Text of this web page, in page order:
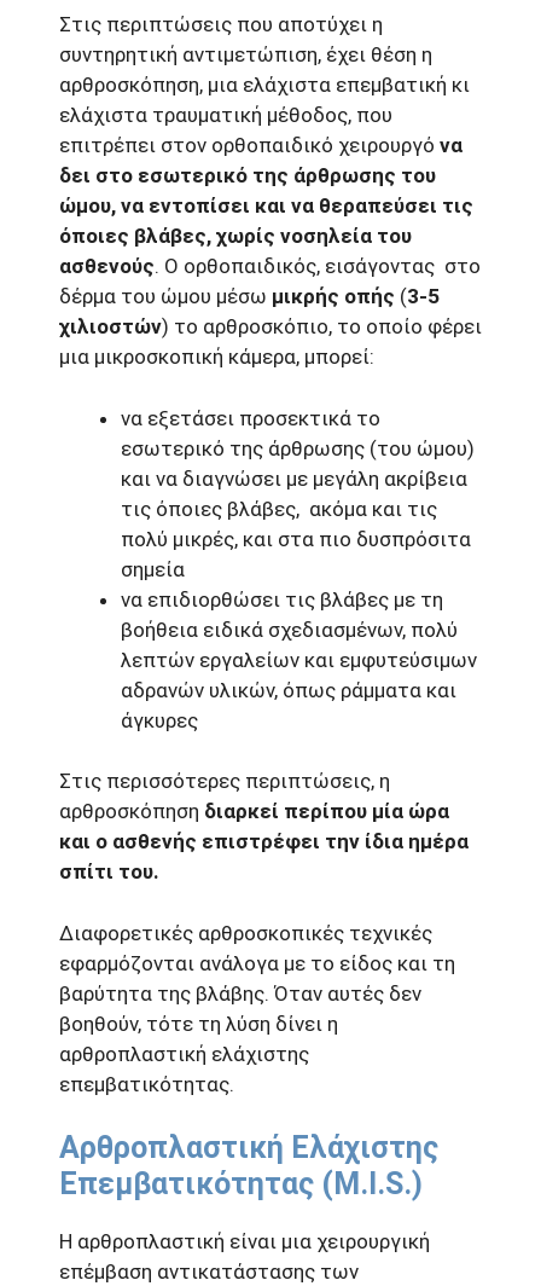
Στις περιπτώσεις που αποτύχει η
συντηρητική αντιμετώπιση, έχει θέση η
αρθροσκόπηση, μια ελάχιστα επεμβατική κι
ελάχιστα τραυματική μέθοδος, που
επιτρέπει στον ορθοπαιδικό χειρουργό να
δει στο εσωτερικό της άρθρωσης του
ώμου, να εντοπίσει και να θεραπεύσει τις
όποιες βλάβες, χωρίς νοσηλεία του
ασθενούς. Ο ορθοπαιδικός, εισάγοντας στο
δέρμα του ώμου μέσω μικρής οπής (3-5
χιλιοστών) το αρθροσκόπιο, το οποίο φέρει
μια μικροσκοπική κάμερα, μπορεί:
να εξετάσει προσεκτικά το
εσωτερικό της άρθρωσης (του ώμου)
και να διαγνώσει με μεγάλη ακρίβεια
τις όποιες βλάβες, ακόμα και τις
πολύ μικρές, και στα πιο δυσπρόσιτα
σημεία
να επιδιορθώσει τις βλάβες με τη
βοήθεια ειδικά σχεδιασμένων, πολύ
λεπτών εργαλείων και εμφυτεύσιμων
αδρανών υλικών, όπως ράμματα και
άγκυρες
Στις περισσότερες περιπτώσεις, η
αρθροσκόπηση διαρκεί περίπου μία ώρα
και ο ασθενής επιστρέφει την ίδια ημέρα
σπίτι του.
Διαφορετικές αρθροσκοπικές τεχνικές
εφαρμόζονται ανάλογα με το είδος και τη
βαρύτητα της βλάβης. Όταν αυτές δεν
βοηθούν, τότε τη λύση δίνει η
αρθροπλαστική ελάχιστης
επεμβατικότητας.
Αρθροπλαστική Ελάχιστης
Επεμβατικότητας (M.I.S.)
Η αρθροπλαστική είναι μια χειρουργική
επέμβαση αντικατάστασης των